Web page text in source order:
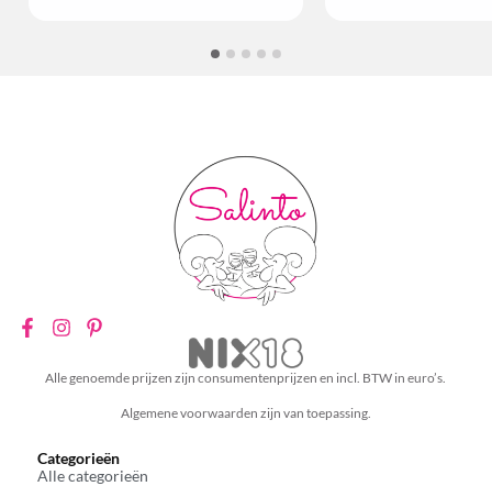
Alle genoemde prijzen zijn consumentenprijzen en incl. BTW in euro’s.
Algemene voorwaarden zijn van toepassing.
Categorieën
Alle categorieën